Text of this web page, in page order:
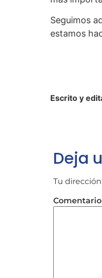
Seguimos
estamos
Escrito y
Deja
Tu
Comentario